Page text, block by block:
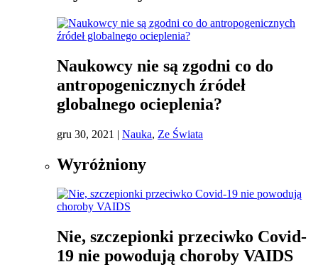
Naukowcy nie są zgodni co do
antropogenicznych źródeł
globalnego ocieplenia?
gru 30, 2021 | Nauka, Ze Świata
Wyróżniony
Nie, szczepionki przeciwko Covid-
19 nie powodują choroby VAIDS